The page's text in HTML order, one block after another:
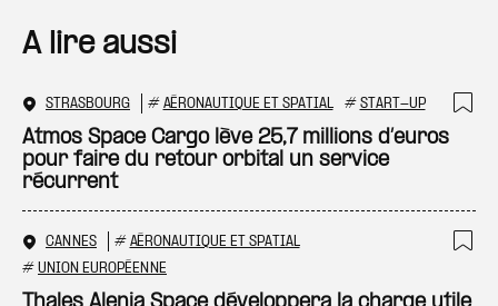
A lire aussi
STRASBOURG # AÉRONAUTIQUE ET SPATIAL # START-UP
Atmos Space Cargo lève 25,7 millions d’euros
pour faire du retour orbital un service
récurrent
CANNES # AÉRONAUTIQUE ET SPATIAL
# UNION EUROPÉENNE